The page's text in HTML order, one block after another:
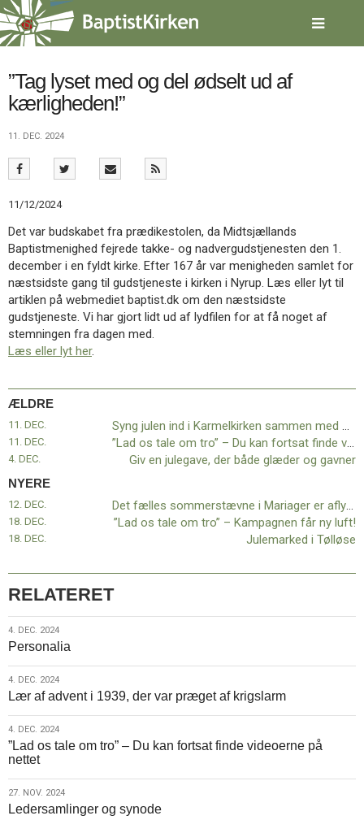
Spring
menu
over
gå
indholdVend
forsiden
Forside
3.0:
Kalender
4.0:
Inspiration
5.0:
Værktøjskassen
6.0:
Mission
7.0:
Om
BaptistKirken
8.0:
Kontakt
9.0:
Forside
10.0:
Nyheder
12.0:
Inspiration
13.0:
Værktøjskassen
14.0:
Mission
15.0:
Om
BaptistKirken
16.0:
Kontakt
Næste
indlæg:
Det
sommerstævne
Mariager
er
aflystForrige
indlæg:
julen
Karmelkirken
sammen
Pankoret
”Tag lyset med og del ødselt ud af
kærligheden!”
11. DEC. 2024
11/12/2024
Det var budskabet fra prædikestolen, da Midtsjællands
Baptistmenighed fejrede takke- og nadvergudstjenesten den 1.
december i en fyldt kirke. Efter 167 år var menigheden samlet for
næstsidste gang til gudstjeneste i kirken i Nyrup. Læs eller lyt til
artiklen på webmediet baptist.dk om den næstsidste
gudstjeneste. Vi har gjort lidt ud af lydfilen for at få noget af
stemningen fra dagen med.
Læs eller lyt her.
ÆLDRE
11. DEC. Syng julen ind i Karmelkirken sammen med Pankoret
11. DEC. ”Lad os tale om tro” – Du kan fortsat finde videoerne på nettet
4. DEC. Giv en julegave, der både glæder og gavner
NYERE
Det fælles sommerstævne i Mariager er aflyst
12. DEC.
”Lad os tale om tro” – Kampagnen får ny luft!
18. DEC.
Julemarked i Tølløse
18. DEC.
RELATERET
4.
dec.
2024
4. DEC. 2024
Personalia
4.
dec.
2024
4. DEC. 2024
Lær af advent i 1939, der var præget af krigslarm
4.
dec.
2024
4. DEC. 2024
”Lad os tale om tro” – Du kan fortsat finde videoerne på
nettet
27.
nov.
27. NOV. 2024
Ledersamlinger og synode